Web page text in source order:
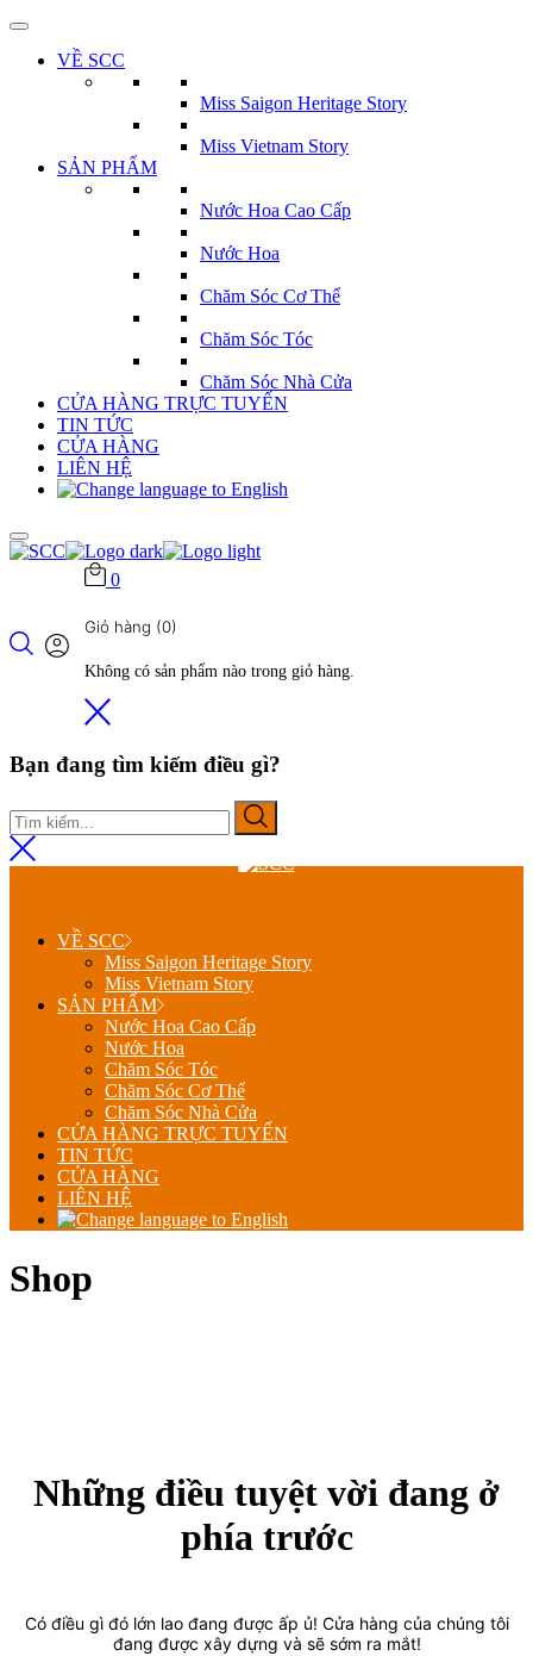
Bỏ
VỀ SCC
Miss Saigon Heritage Story
Miss Vietnam Story
SẢN PHẨM
Nước Hoa Cao Cấp
Nước Hoa
Chăm Sóc Cơ Thể
Chăm Sóc Tóc
Chăm Sóc Nhà Cửa
CỬA HÀNG TRỰC TUYẾN
TIN TỨC
CỬA HÀNG
LIÊN HỆ
0
Giỏ hàng (0)
Không có sản phẩm nào trong giỏ hàng.
Bạn đang tìm kiếm điều gì?
VỀ SCC
Miss Saigon Heritage Story
Miss Vietnam Story
SẢN PHẨM
Nước Hoa Cao Cấp
Nước Hoa
Chăm Sóc Tóc
Chăm Sóc Cơ Thể
Chăm Sóc Nhà Cửa
CỬA HÀNG TRỰC TUYẾN
TIN TỨC
CỬA HÀNG
LIÊN HỆ
Shop
Những điều tuyệt vời đang ở
phía trước
Có điều gì đó lớn lao đang được ấp ủ! Cửa hàng của chúng tôi
đang được xây dựng và sẽ sớm ra mắt!